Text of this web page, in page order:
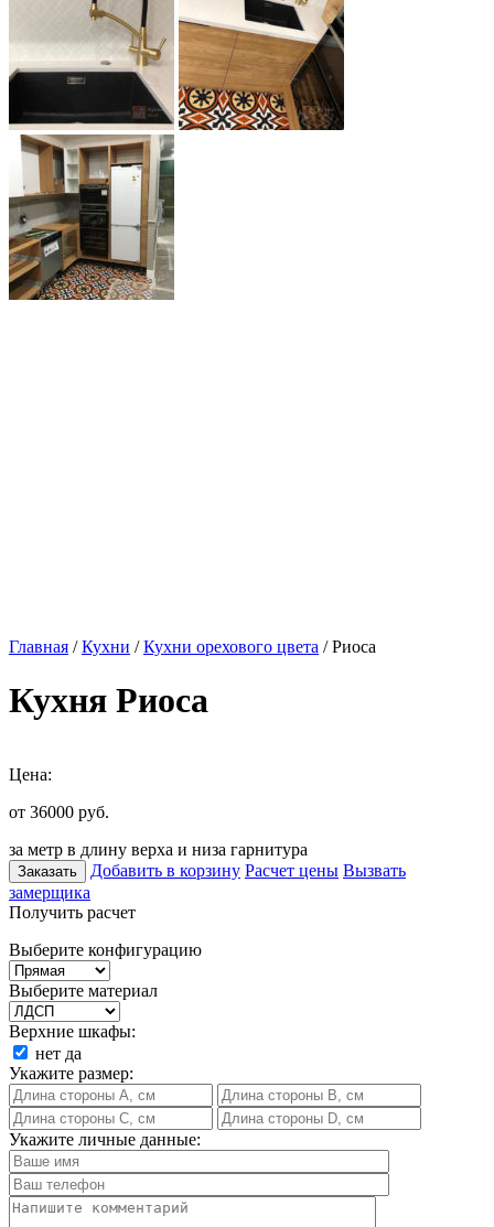
Главная /Кухни /Кухни орехового цвета / Риоса
Кухня Риоса
Цена:
от 36000 руб.
за метр в длину верха и низа гарнитура
Заказать Добавить в корзину Расчет цены Вызвать
замерщика
Получить расчет
Выберите конфигурацию
Выберите материал
Верхние шкафы:
нет да
Укажите размер:
Укажите личные данные: